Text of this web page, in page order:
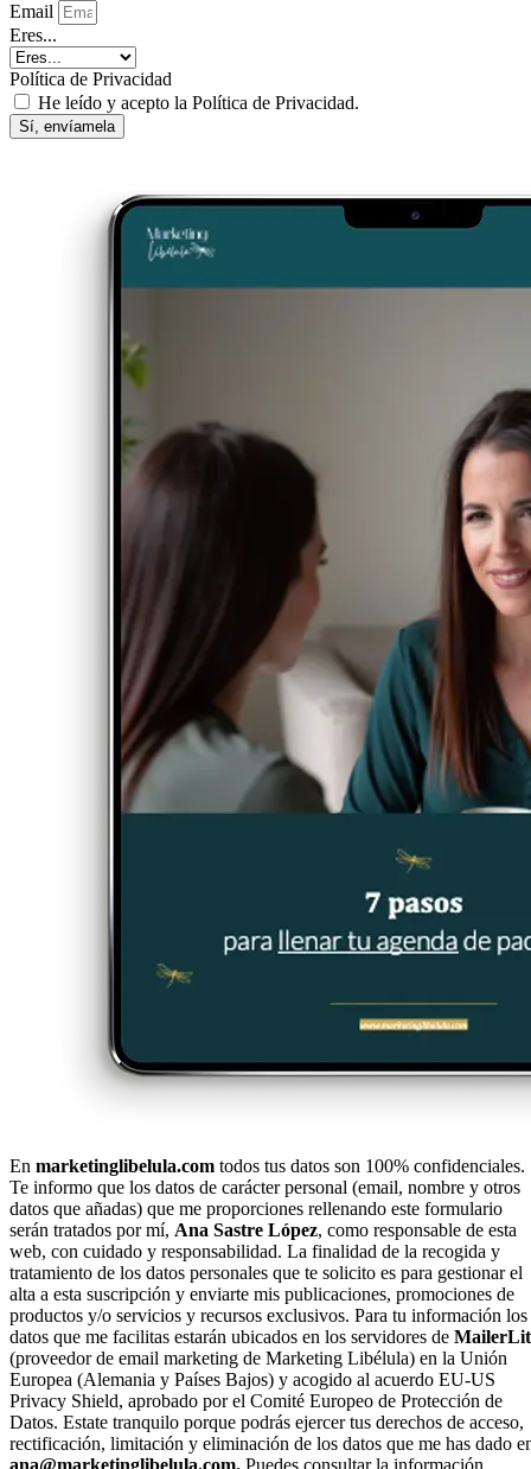
Email
Eres...
Política de Privacidad
He leído y acepto la Política de Privacidad.
Sí, envíamela
En marketinglibelula.com todos tus datos son 100% confidenciales.
Te informo que los datos de carácter personal (email, nombre y otros
datos que añadas) que me proporciones rellenando este formulario
serán tratados por mí, Ana Sastre López, como responsable de esta
web, con cuidado y responsabilidad. La finalidad de la recogida y
tratamiento de los datos personales que te solicito es para gestionar el
alta a esta suscripción y enviarte mis publicaciones, promociones de
productos y/o servicios y recursos exclusivos. Para tu información los
datos que me facilitas estarán ubicados en los servidores de
(proveedor de email marketing de Marketing Libélula) en la Unión
Europea (Alemania y Países Bajos) y acogido al acuerdo EU-US
Privacy Shield, aprobado por el Comité Europeo de Protección de
Datos. Estate tranquilo porque podrás ejercer tus derechos de acceso,
rectificación, limitación y eliminación de los datos que me has dado